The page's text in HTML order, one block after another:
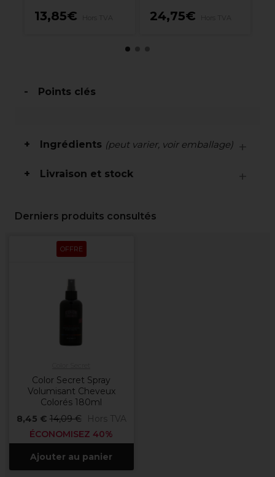
13,85€ 24,75€
Points clés
Ingrédients (peut varier, voir emballage)
Livraison et stock
Derniers produits consultés
OFFRE
Color Secret Spray
Volumisant Cheveux
Colorés 180ml
8,45 € 14,09 €
Hors TVA
ÉCONOMISEZ 40%
Ajouter au panier